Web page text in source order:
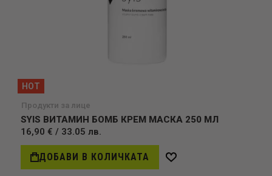
HOT
Продукти за лице
SYIS ВИТАМИН БОМБ КРЕМ МАСКА 250 МЛ
16,90 € / 33.05 лв.
ДОБАВИ В КОЛИЧКАТА
Добави